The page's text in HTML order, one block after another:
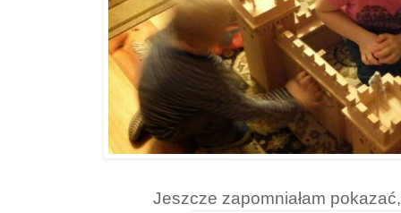
Jeszcze zapomniałam